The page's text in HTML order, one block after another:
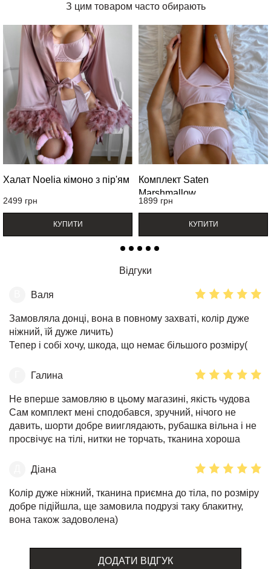
З цим товаром часто обирають
Халат Noelia кімоно з пір'ям
2499 грн
КУПИТИ
Комплект Saten
Marshmallow
1899 грн
КУПИТИ
Відгуки
Валя
Замовляла донці, вона в повному захваті, колір дуже
ніжний, їй дуже личить)
Тепер і собі хочу, шкода, що немає більшого розміру(
Галина
Не вперше замовляю в цьому магазині, якість чудова
Сам комплект мені сподобався, зручний, нічого не
давить, шорти добре вииглядають, рубашка вільна і не
просвічує на тілі, нитки не торчать, тканина хороша
Діана
Колір дуже ніжний, тканина приємна до тіла, по розміру
добре підійшла, ще замовила подрузі таку блакитну,
вона також задоволена)
ДОДАТИ ВІДГУК